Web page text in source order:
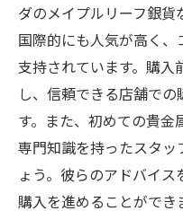
ダのメイプルリーフ銀貨
国際的にも人気が高く、
支持されています。購
し、信頼できる店舗で
す。また、初めての貴金
専門知識を持ったスタ
ょう。彼らのアドバイ
購入を進めることができ